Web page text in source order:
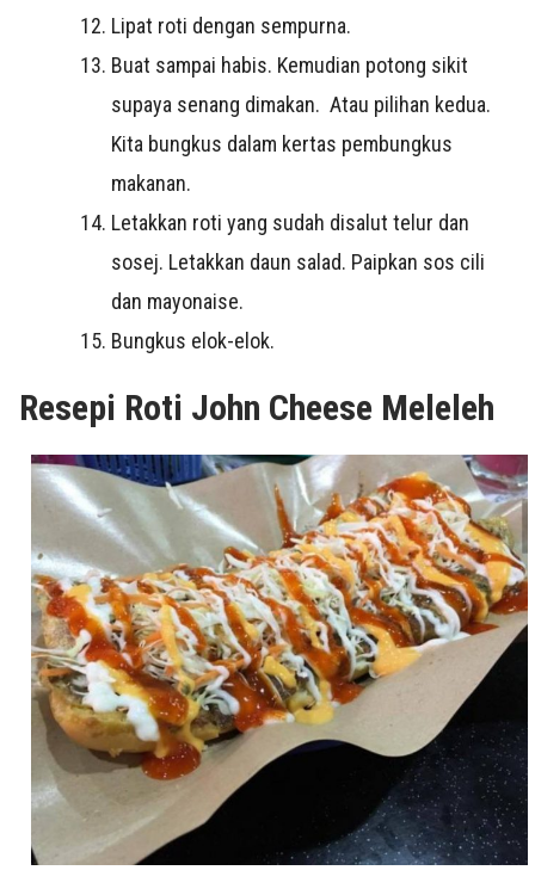
Lipat roti dengan sempurna.
Buat sampai habis. Kemudian potong sikit
supaya senang dimakan. Atau pilihan kedua.
Kita bungkus dalam kertas pembungkus
makanan.
Letakkan roti yang sudah disalut telur dan
sosej. Letakkan daun salad. Paipkan sos cili
dan mayonaise.
Bungkus elok-elok.
Resepi Roti John Cheese Meleleh